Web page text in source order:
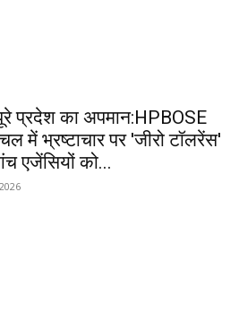
प्रदेश का अपमान:HPBOSE
में भ्रष्टाचार पर 'जीरो टॉलरेंस'
एजेंसियों को...